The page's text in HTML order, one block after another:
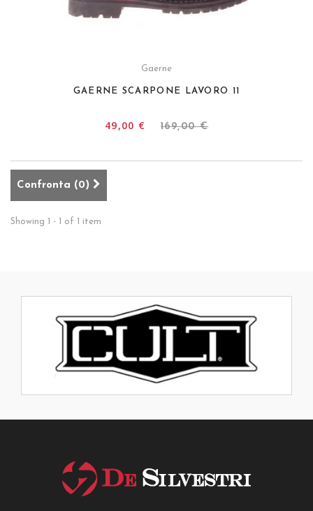
Gaerne
GAERNE SCARPONE LAVORO 11
49,00 € 169,00 €
Confronta (0)
Showing 1 - 1 of 1 item